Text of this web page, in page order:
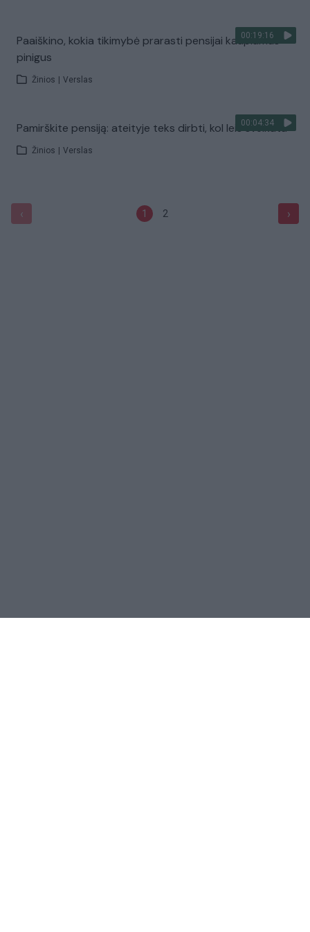
00:19:16
Paaiškino, kokia tikimybė prarasti pensijai kaupiamus
pinigus
Žinios Verslas
00:04:34
Pamirškite pensiją: ateityje teks dirbti, kol leis sveikata
Žinios Verslas
‹ 1 2 ›